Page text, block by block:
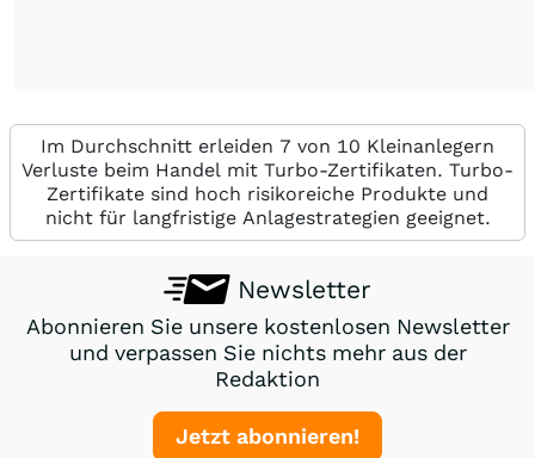
Im Durchschnitt erleiden 7 von 10 Kleinanlegern
Verluste beim Handel mit Turbo-Zertifikaten. Turbo-
Zertifikate sind hoch risikoreiche Produkte und
nicht für langfristige Anlagestrategien geeignet.
Newsletter
Abonnieren Sie unsere kostenlosen Newsletter
und verpassen Sie nichts mehr aus der
Redaktion
Jetzt abonnieren!